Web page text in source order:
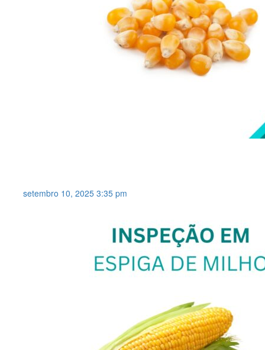
setembro 10, 2025 3:35 pm